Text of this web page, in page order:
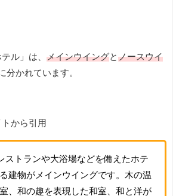
ル」は、 メインウイングとノースウイ
分かれています。
から引用
ストランや大浴場などを備えたホテ
建物がメインウイングです。木の温
、和の趣を表現した和室、和と洋が